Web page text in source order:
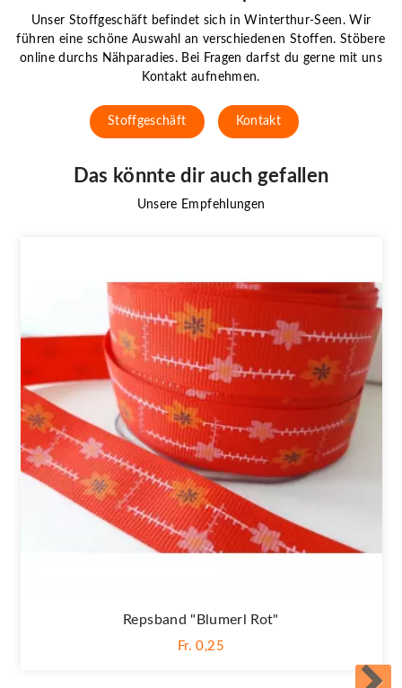
Unser Stoffgeschäft befindet sich in Winterthur-Seen. Wir
führen eine schöne Auswahl an verschiedenen Stoffen. Stöbere
online durchs Nähparadies. Bei Fragen darfst du gerne mit uns
Kontakt aufnehmen.
Stoffgeschäft Kontakt
Das könnte dir auch gefallen
Unsere Empfehlungen
Repsband "Blumerl Rot"
Fr. 0,25